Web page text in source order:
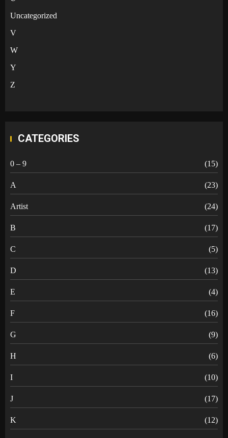
Uncategorized
V
W
Y
Z
CATEGORIES
0 – 9 (15)
A (23)
Artist (24)
B (17)
C (5)
D (13)
E (4)
F (16)
G (9)
H (6)
I (10)
J (17)
K (12)